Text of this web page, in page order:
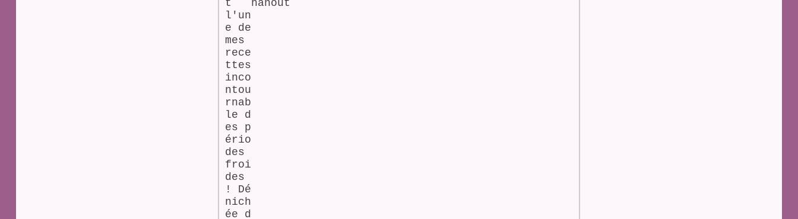
t
l'un
e de
mes
rece
ttes
inco
ntou
rnab
le d
es p
ério
des
froi
des
! Dé
nich
ée d